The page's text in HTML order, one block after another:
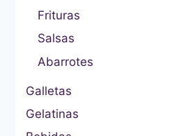
Frituras
Salsas
Abarrotes
Galletas
Gelatinas